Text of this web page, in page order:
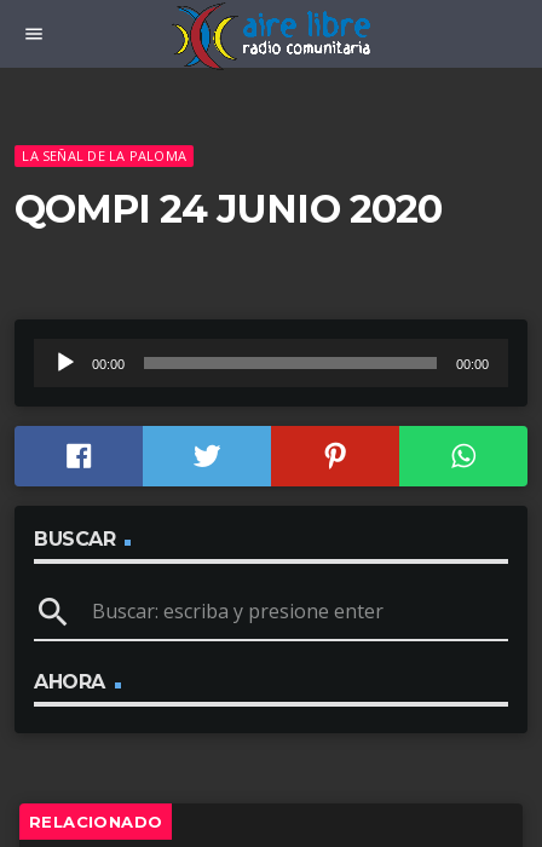
menu
LA SEÑAL DE LA PALOMA
QOMPI 24 JUNIO 2020
p
o
d
c
t
o
a
00:00 00:00
BUSCAR
search
AHORA
RELACIONADO